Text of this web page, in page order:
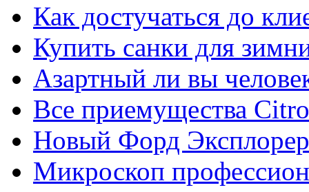
Как достучаться до
Купить санки для
Азартный ли вы
Все приемущества
Новый Форд
Микроскоп